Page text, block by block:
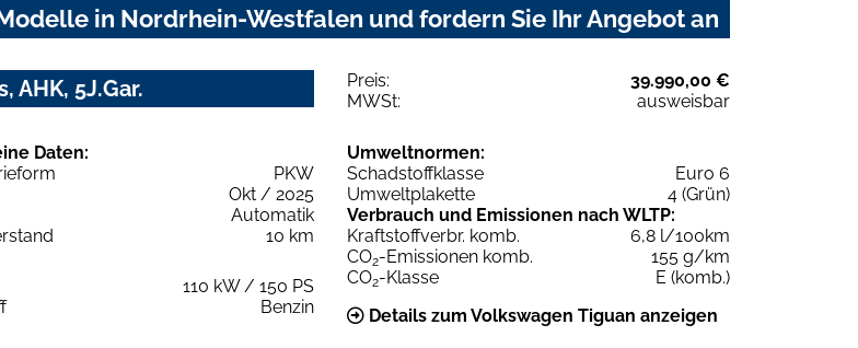
in Nordrhein-Westfalen und fordern Sie Ihr Angebot an
AHK, 5J.Gar. Preis:
39.990,00 €
MWSt:
ausweisbar
Daten:
PKW
Okt / 2025
Automatik
10 km
110 kW / 150 PS
Benzin
Umweltnormen:
Schadstoffklasse
Euro 6
Umweltplakette
4 (Grün)
Verbrauch und Emissionen nach WLTP:
Kraftstoffverbr. komb.
6,8 l/100km
CO2-Emissionen komb.
155 g/km
CO2-Klasse
E (komb.)
Details zum Volkswagen Tiguan anzeigen